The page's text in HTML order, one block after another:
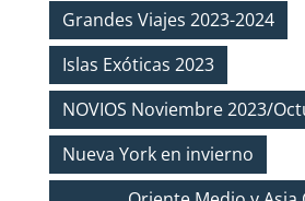
Grandes Viajes 2023-2024
Islas Exóticas 2023
NOVIOS Noviembre 2023/
Nueva York en invierno